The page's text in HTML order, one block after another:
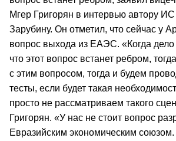
Мгер Григорян в интервью автору
Зарубину. Он отметил, что сейчас у
вопрос выхода из ЕАЭС. «Когда дело
что этот вопрос встанет ребром,
с этим вопросом, тогда и будем
тесты, если будет такая
просто не рассматриваем такого
Григорян. «У нас не стоит вопрос
Евразийским экономическим